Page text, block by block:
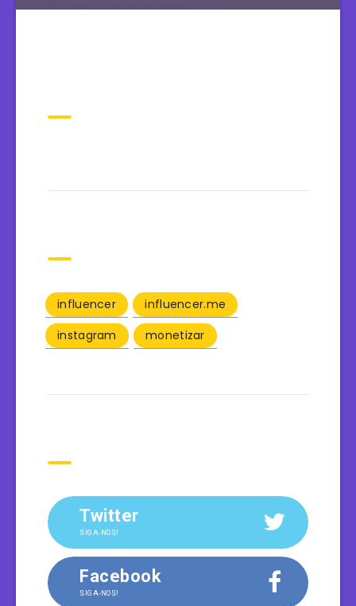
influencer
influencer.me
instagram
monetizar
Twitter
SIGA-NOS!
Facebook
SIGA-NOS!